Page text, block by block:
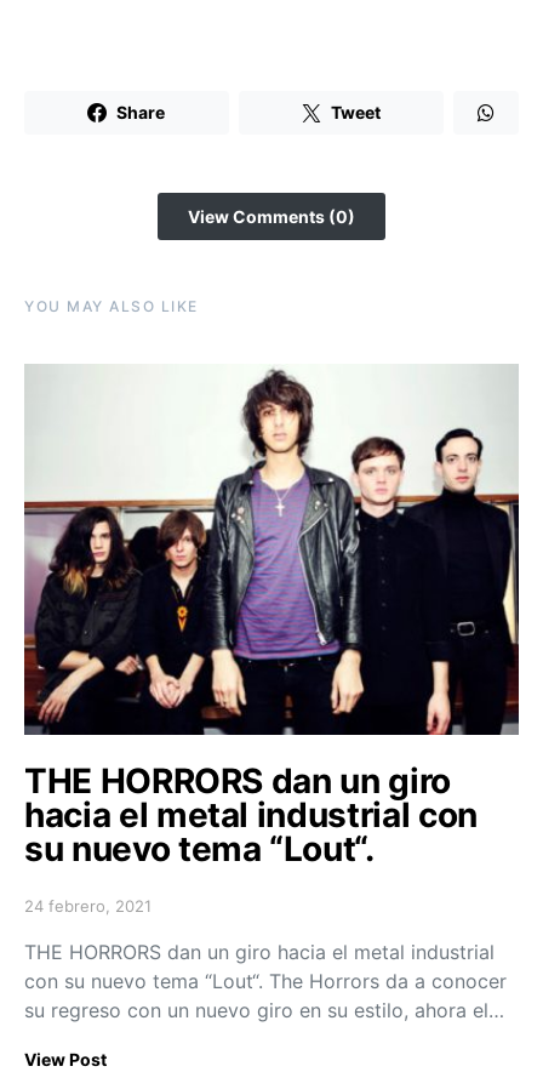
Share Tweet
View Comments (0)
YOU MAY ALSO LIKE
THE HORRORS dan un giro
hacia el metal industrial con
su nuevo tema “Lout“.
Posted on
24 febrero, 2021
THE HORRORS dan un giro hacia el metal industrial
con su nuevo tema “Lout“. The Horrors da a conocer
su regreso con un nuevo giro en su estilo, ahora el…
View Post